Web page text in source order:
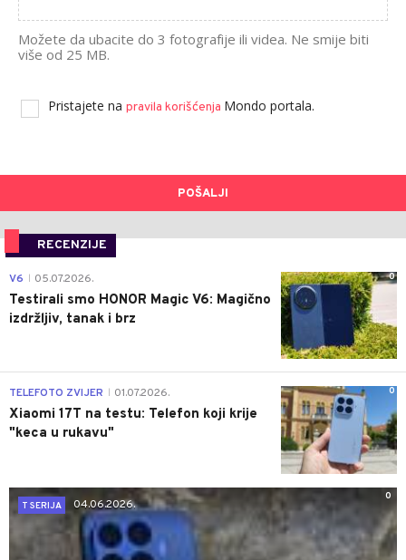
Možete da ubacite do 3 fotografije ili videa. Ne smije biti
više od 25 MB.
Pristajete na pravila korišćenja Mondo portala.
POŠALJI
RECENZIJE
0
V6 05.07.2026.
Testirali smo HONOR Magic V6: Magično
izdržljiv, tanak i brz
0
TELEFOTO ZVIJER 01.07.2026.
Xiaomi 17T na testu: Telefon koji krije
"keca u rukavu"
0
T SERIJA
04.06.2026.